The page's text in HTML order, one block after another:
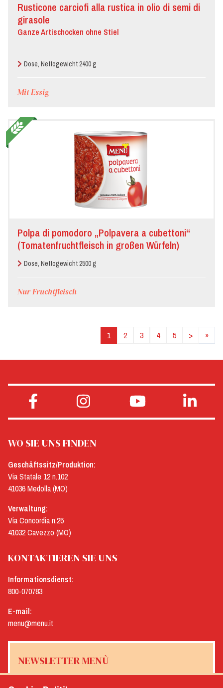
Rusticone carciofi alla rustica in olio di semi di
girasole
Ganze Artischocken ohne Stiel
Dose, Nettogewicht 2400 g
Mit Essig
Polpa di pomodoro „Polpavera a cubettoni“
(Tomatenfruchtfleisch in großen Würfeln)
Dose, Nettogewicht 2500 g
Nur Fruchtfleisch
1 2 3 4 5 > »
WO SIE UNS FINDEN
Geschäftssitz/Produktion:
Via Statale 12 n.102
41036 Medolla (MO)
Verwaltung:
Via Concordia n.25
41032 Cavezzo (MO)
KONTAKTIEREN SIE UNS
Informationsdienst:
800-070783
E-mail:
menu@menu.it
NEWSLETTER MENÙ